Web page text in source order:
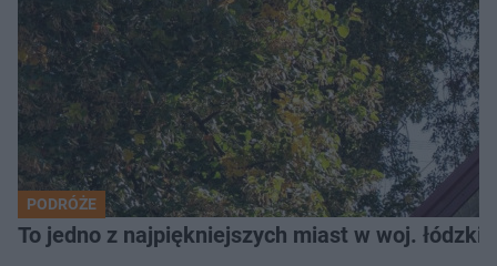
PODRÓŻE
To jedno z najpiękniejszych miast w woj.